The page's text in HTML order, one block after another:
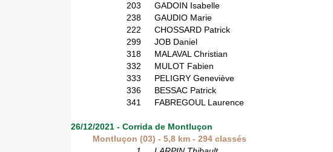
203
GADOIN Isabelle
238
GAUDIO Marie
222
CHOSSARD Patrick
299
JOB Daniel
318
MALAVAL Christian
332
MULOT Fabien
333
PELIGRY Geneviève
336
BESSAC Patrick
341
FABREGOUL Laurence
26/12/2021 - Corrida de Montluçon
Montluçon (03) - 5,8 km - 294 classés